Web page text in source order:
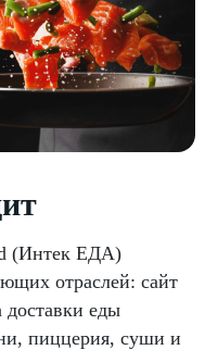
(Интек ЕДА)
отраслей: сайт
доставки еды
пиццерия, суши и